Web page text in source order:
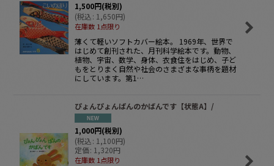
1,500円(税別)
(税込: 1,650円)
在庫数 1点限り
薄くて軽いソフトカバー絵本。 1969年、世界で
はじめて創刊された、月刊科学絵本です。動物、
植物、宇宙、数学、身体、衣食住をはじめ、子ど
もをとりまく自然や社会のさまざまな事柄を題材
にしています。第1…
ぴょんぴょんぱんのかばんです【状態A】/
1,000円(税別)
(税込: 1,100円)
定価: 1,320円
在庫数 1点限り